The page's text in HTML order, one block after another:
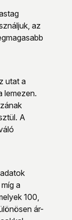
az
utat a
lemezen.
A
a
100,
ár-